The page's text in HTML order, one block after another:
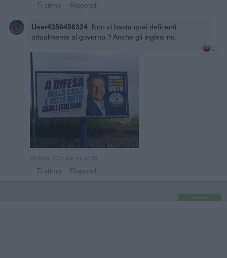
· Ti stimo · Rispondi
User4356456324: Non ci basta quei deficenti
attualmente al governo.? Anche gli inglesi no.
2
29 Aprile 2024 alle ore 14:55
· Ti stimo · Rispondi
pubblicità